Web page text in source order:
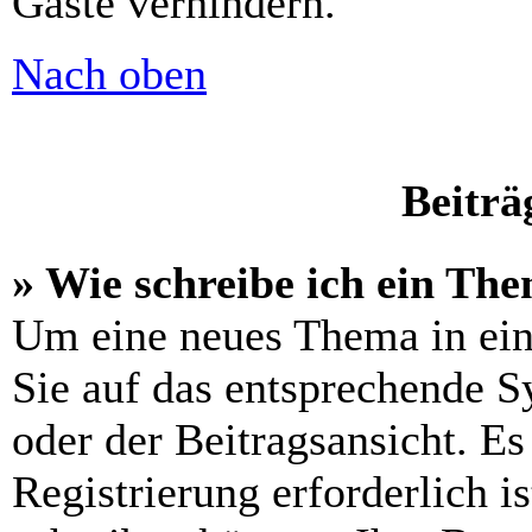
Nach oben
» Wie schreibe ich ein
Um eine neues Thema in
Sie auf das entsprechende
oder der Beitragsansicht.
Registrierung erforderlich